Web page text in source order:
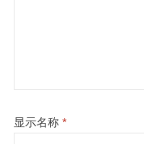
显示名称 *